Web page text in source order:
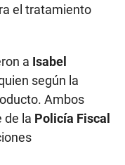
el tratamiento
a Isabel
según la
Ambos
de la Policía Fiscal